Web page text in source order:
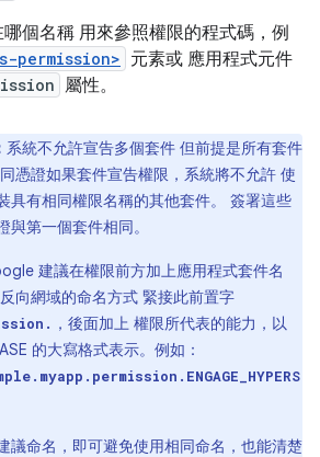
個名稱 用來參照權限的程式碼，例
permission> 元素或 應用程式元件
屬性。
系統不允許宣告多個套件 但前提是所有套件
憑證如果套件宣告權限，系統將不允許 使
具有相同權限名稱的其他套件。 簽署這些
與第一個套件相同。
建議在權限前方加上應用程式套件名
向網域的命名方式 緊接此前置字
，後面加上 權限所代表的能力，以
的大寫格式表示。例如：
議命名，即可避免使用相同命名，也能清楚